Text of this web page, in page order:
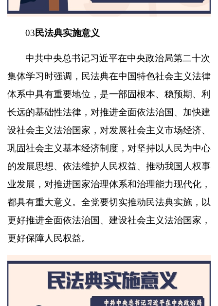
03民法典实施意义
中共中央总书记习近平在中央政治局第二十次
集体学习时强调，民法典在中国特色社会主义法律
体系中具有重要地位，是一部固根本、稳预期、利
长远的基础性法律，对推进全面依法治国、加快建
设社会主义法治国家，对发展社会主义市场经济、
巩固社会主义基本经济制度，对坚持以人民为中心
的发展思想、依法维护人民权益、推动我国人权事
业发展，对推进国家治理体系和治理能力现代化，
都具有重大意义。全党要切实推动民法典实施，以
更好推进全面依法治国、建设社会主义法治国家，
更好保障人民权益。